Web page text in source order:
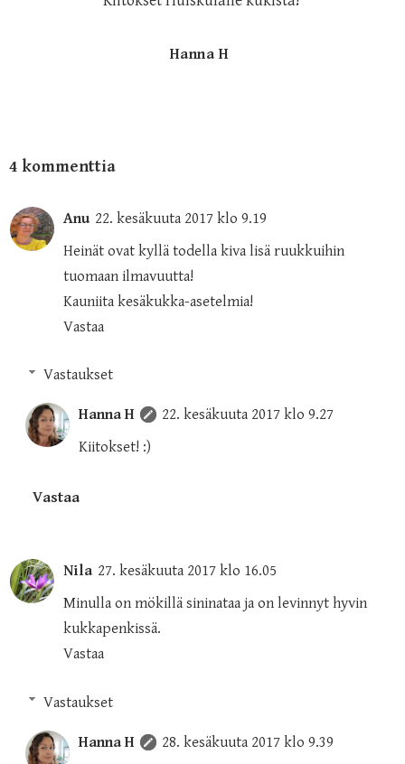
Hanna H
4 kommenttia
Anu 22. kesäkuuta 2017 klo 9.19
Heinät ovat kyllä todella kiva lisä ruukkuihin
tuomaan ilmavuutta!
Kauniita kesäkukka-asetelmia!
Vastaa
Vastaukset
Hanna H
22. kesäkuuta 2017 klo 9.27
Kiitokset! :)
Vastaa
Nila 27. kesäkuuta 2017 klo 16.05
Minulla on mökillä sininataa ja on levinnyt hyvin
kukkapenkissä.
Vastaa
Vastaukset
Hanna H
28. kesäkuuta 2017 klo 9.39